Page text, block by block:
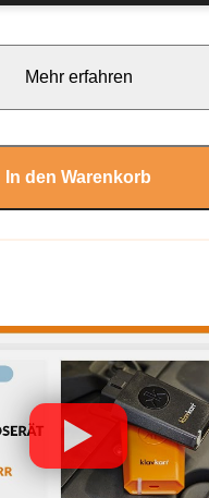
Mehr erfahren
In den Warenkorb